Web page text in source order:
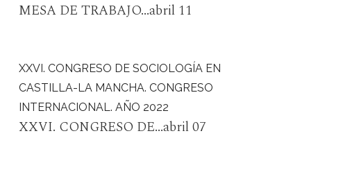
MESA DE TRABAJO...abril 11
XXVI. CONGRESO DE SOCIOLOGÍA EN
CASTILLA-LA MANCHA. CONGRESO
INTERNACIONAL. AÑO 2022
XXVI. CONGRESO DE...abril 07